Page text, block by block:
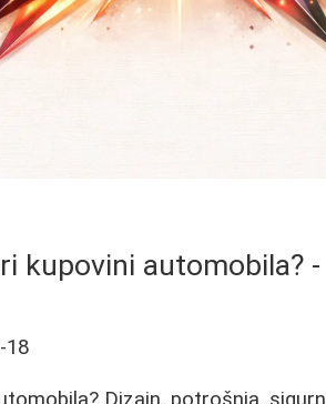
kupovini automobila?
18